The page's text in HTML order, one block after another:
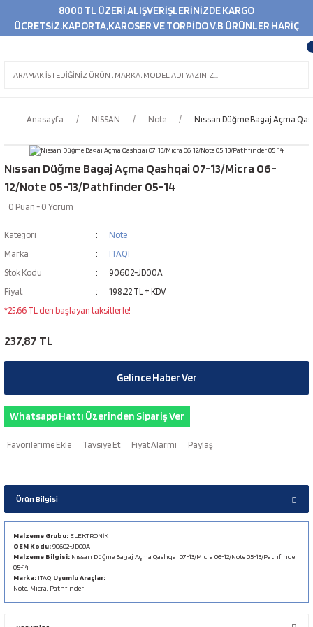
8000 TL ÜZERİ ALIŞVERİŞLERİNİZDE KARGO
ÜCRETSİZ.KAPORTA,KAROSER VE TORPİDO V.B ÜRÜNLER HARİÇ
Anasayfa NISSAN Note Nıssan Düğme Bagaj Açma
Nıssan Düğme Bagaj Açma Qashqai 07-13/Micra 06-
12/Note 05-13/Pathfinder 05-14
0 Puan - 0 Yorum
Kategori
Note
Marka
ITAQI
Stok Kodu
90602-JD00A
Fiyat
198,22 TL + KDV
*25,66 TL den başlayan taksitlerle!
237,87 TL
Gelince Haber Ver
Whatsapp Hattı Üzerinden Sipariş Ver
Tavsiye Et Fiyat Alarmı Paylaş
Ürün Bilgisi
Malzeme Grubu: ELEKTRONİK
OEM Kodu:90602-JD00A
Malzeme Bilgisi: Nıssan Düğme Bagaj Açma Qashqai 07-13/Micra 06-12/Note 05-13/Pathfinder
05-14
Marka: ITAQIUyumlu Araçlar:
Note, Micra, Pathfinder